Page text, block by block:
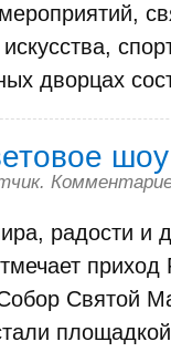
дворцах
.
радости и
приход
Святой